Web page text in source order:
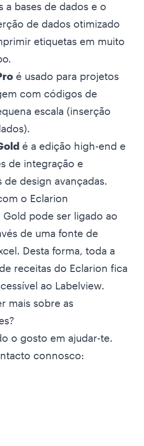
a bases de dados e o
de dados otimizado
etiquetas em muito
é usado para projetos
com códigos de
escala (inserção
é a edição high-end e
de integração e
de design avançadas.
o Eclarion
Gold pode ser ligado ao
de uma fonte de
Desta forma, toda a
receitas do Eclarion fica
ao Labelview.
mais sobre as
o gosto em ajudar-te.
connosco: